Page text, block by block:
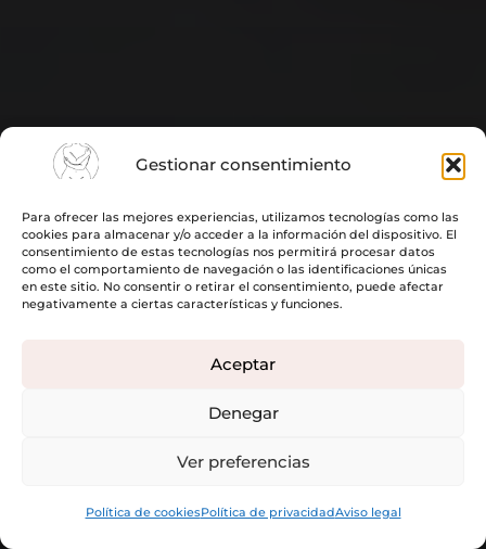
Gestionar consentimiento
Para ofrecer las mejores experiencias, utilizamos tecnologías como las
cookies para almacenar y/o acceder a la información del dispositivo. El
consentimiento de estas tecnologías nos permitirá procesar datos
como el comportamiento de navegación o las identificaciones únicas
en este sitio. No consentir o retirar el consentimiento, puede afectar
negativamente a ciertas características y funciones.
Aceptar
Denegar
Ver preferencias
Política de cookiesPolítica de privacidadAviso legal